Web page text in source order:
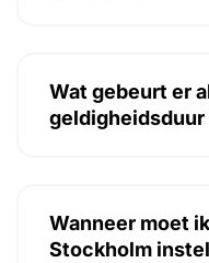
Wat gebeurt er
Wanneer moet
Stockholm